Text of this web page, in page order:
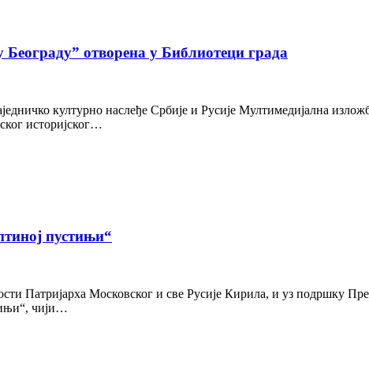
отворена у Библиотеци града
културно наслеђе Србије и Русије Мултимедијална
историјског…
пустињи“
Патријарха Московског и све Русије Кирила, и уз подршку
чији…